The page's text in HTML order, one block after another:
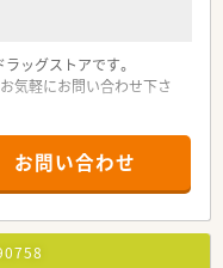
ッグストアです。
気軽にお問い合わせ下さ
お問い合わせ